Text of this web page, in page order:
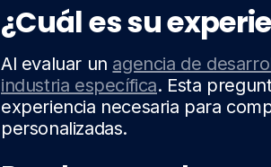
¿Cuál es su
Al evaluar un agencia de
industria específica. Esta
experiencia necesaria para
personalizadas.